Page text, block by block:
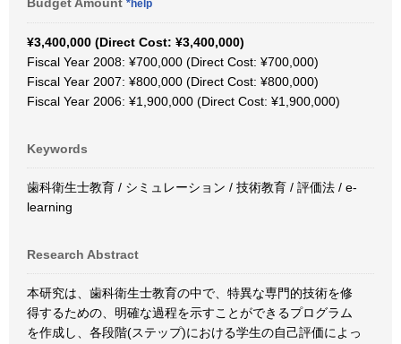
*help
¥3,400,000 (Direct Cost: ¥3,400,000)
Fiscal Year 2008: ¥700,000 (Direct Cost: ¥700,000)
Fiscal Year 2007: ¥800,000 (Direct Cost: ¥800,000)
Fiscal Year 2006: ¥1,900,000 (Direct Cost: ¥1,900,000)
Keywords
歯科衛生士教育 / シミュレーション / 技術教育 / 評価法 / e-
learning
Research Abstract
本研究は、歯科衛生士教育の中で、特異な専門的技術を修
得するための、明確な過程を示すことができるプログラム
を作成し、各段階(ステップ)における学生の自己評価によっ